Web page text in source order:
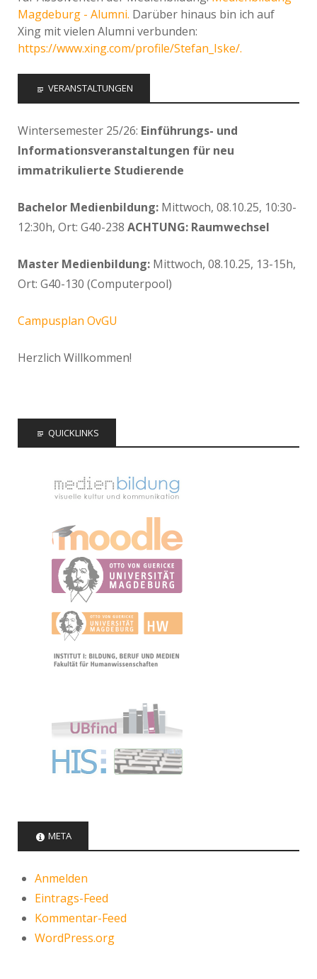
Magdeburg - Alumni. Darüber hinaus bin ich auf
Xing mit vielen Alumni verbunden:
https://www.xing.com/profile/Stefan_Iske/.
VERANSTALTUNGEN
Wintersemester 25/26: Einführungs- und
Informationsveranstaltungen für neu
immatrikulierte Studierende
Bachelor Medienbildung: Mittwoch, 08.10.25, 10:30-
12:30h, Ort: G40-238 ACHTUNG: Raumwechsel
Master Medienbildung: Mittwoch, 08.10.25, 13-15h,
Ort: G40-130 (Computerpool)
Campusplan OvGU
Herzlich Willkommen!
QUICKLINKS
META
Anmelden
Eintrags-Feed
Kommentar-Feed
WordPress.org